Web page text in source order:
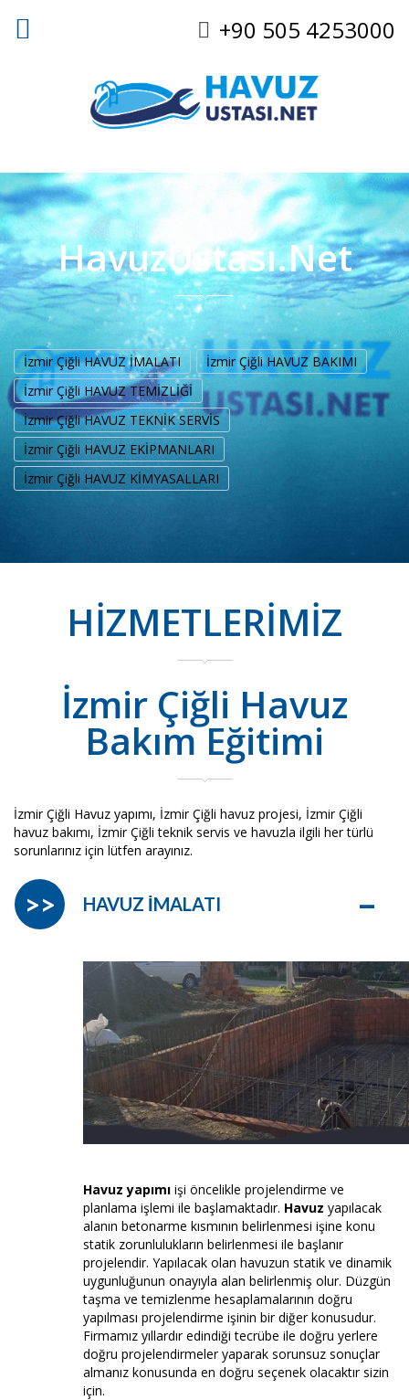
+90 505 4253000
HavuzUstası.Net
İzmir Çiğli HAVUZ İMALATI
İzmir Çiğli HAVUZ BAKIMI
İzmir Çiğli HAVUZ TEMİZLİĞİ
İzmir Çiğli HAVUZ TEKNİK SERVİS
İzmir Çiğli HAVUZ EKİPMANLARI
İzmir Çiğli HAVUZ KİMYASALLARI
HİZMETLERİMİZ
İzmir Çiğli Havuz
Bakım Eğitimi
İzmir Çiğli Havuz yapımı, İzmir Çiğli havuz projesi, İzmir Çiğli
havuz bakımı, İzmir Çiğli teknik servis ve havuzla ilgili her türlü
sorunlarınız için lütfen arayınız.
HAVUZ İMALATI –
>>
Havuz yapımı işi öncelikle projelendirme ve
planlama işlemi ile başlamaktadır. Havuz yapılacak
alanın betonarme kısmının belirlenmesi işine konu
statik zorunlulukların belirlenmesi ile başlanır
projelendir. Yapılacak olan havuzun statik ve dinamik
uygunluğunun onayıyla alan belirlenmiş olur. Düzgün
taşma ve temizlenme hesaplamalarının doğru
yapılması projelendirme işinin bir diğer konusudur.
Firmamız yıllardır edindiği tecrübe ile doğru yerlere
doğru projelendirmeler yaparak sorunsuz sonuçlar
almanız konusunda en doğru seçenek olacaktır sizin
için.